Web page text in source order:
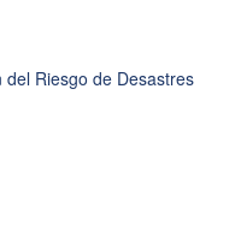
Riesgo de Desastres